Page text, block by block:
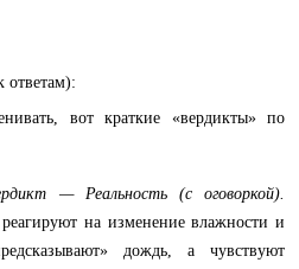
ответам):
вот краткие «вердикты» по
— Реальность (с оговоркой).
на изменение влажности и
дождь, а чувствуют